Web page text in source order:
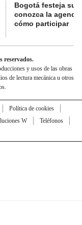
Bogotá festeja su
conozca la
cómo participar
reservados.
y usos de las obras
de lectura mecánica u otros
Política de cookies
W
Teléfonos